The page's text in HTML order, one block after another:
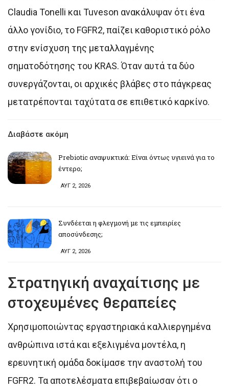
Claudia Tonelli και Tuveson ανακάλυψαν ότι ένα
άλλο γονίδιο, το FGFR2, παίζει καθοριστικό ρόλο
στην ενίσχυση της μεταλλαγμένης
σηματοδότησης του KRAS. Όταν αυτά τα δύο
συνεργάζονται, οι αρχικές βλάβες στο πάγκρεας
μετατρέπονται ταχύτατα σε επιθετικό καρκίνο.
Διαβάστε ακόμη
Prebiotic αναψυκτικά: Είναι όντως υγιεινά για το
έντερο;
ΑΥΓ 2, 2026
Συνδέεται η φλεγμονή με τις εμπειρίες
αποσύνδεσης;
ΑΥΓ 2, 2026
Στρατηγική αναχαίτισης με
στοχευμένες θεραπείες
Χρησιμοποιώντας εργαστηριακά καλλιεργημένα
ανθρώπινα ιστά και εξελιγμένα μοντέλα, η
ερευνητική ομάδα δοκίμασε την αναστολή του
FGFR2. Τα αποτελέσματα επιβεβαίωσαν ότι ο